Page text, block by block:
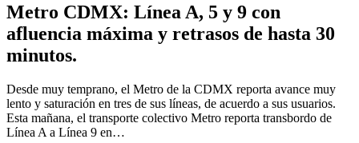
Metro CDMX: Línea A, 5 y 9 con
afluencia máxima y retrasos de hasta 30
minutos.
Desde muy temprano, el Metro de la CDMX reporta avance muy
lento y saturación en tres de sus líneas, de acuerdo a sus usuarios.
Esta mañana, el transporte colectivo Metro reporta transbordo de
Línea A a Línea 9 en…